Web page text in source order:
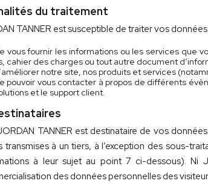
du traitement
TANNER est susceptible de traiter vos
vous fournir les informations ou les services que
cahier des charges ou tout autre document
notre site, nos produits et services
pouvoir vous contacter à propos de différents
et le support client.
TANNER est destinataire de vos
transmises à un tiers, à l’exception des sous-
à leur sujet au point 7 ci-dessous). Ni
des données personnelles des